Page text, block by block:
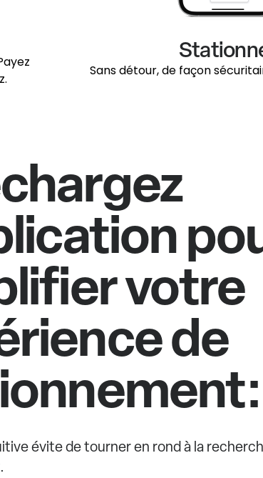
Sans détour, de façon
votre
de
évite de tourner en rond à la